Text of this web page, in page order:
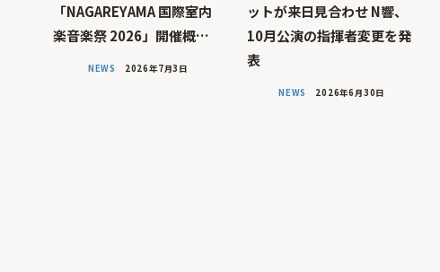
「NAGAREYAMA 国際室内
楽音楽祭 2026」開催概…
NEWS 2026年7月3日
ットが来日見合わせ N響、
10月公演の指揮者変更を発
表
NEWS 2026年6月30日